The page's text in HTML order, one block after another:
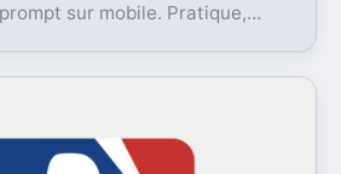
sur mobile. Pratique,